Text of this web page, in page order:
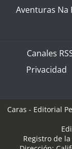
Aventuras Na
Canales
Privacidad
Caras - Editorial
Registro de